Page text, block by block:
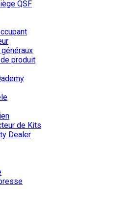
QSF
produit
de Kits
Dealer